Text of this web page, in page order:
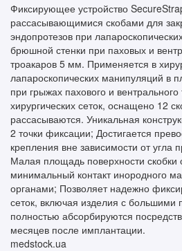
Фиксирующее устройство
рассасывающимися скобами для
эндопротезов при
брюшной стенки при паховых и
троакаров 5 мм. Применяется в
лапароскопических манипуляций в
при грыжах пахового и
хирургических сеток, оснащено 12
рассасываются. Уникальная
2 точки фиксации; Достигается
крепления вне зависимости от угла
Малая площадь поверхности скобки
минимальный контакт инородного
органами; Позволяет надежно
сеток, включая изделия с большими
полностью абсорбируются
месяцев после имплантации.
medstock.ua